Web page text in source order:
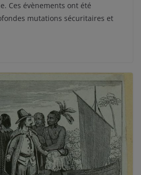
Ces évènements ont été
mutations sécuritaires et